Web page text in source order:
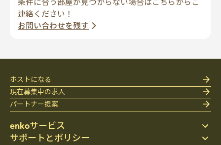
お問い合わせを残す
enkoサービス
寝具
ブログ
個人情報保護方針
利用規約
enkoの紹介
会社紹介
ホストになる
パートナー提案